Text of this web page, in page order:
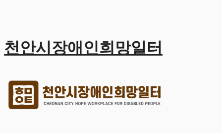
천안시장애인희망일터